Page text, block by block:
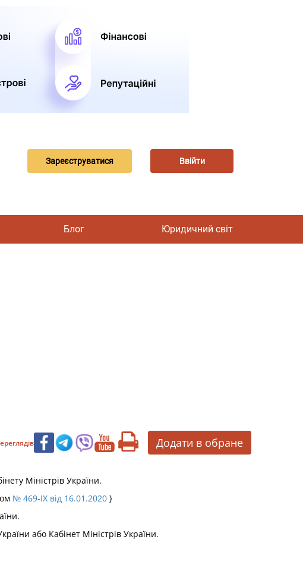
Зареєструватися Ввійти
Блог Юридичний світ
Додати в обране
Міністрів України.
№ 469-IX від 16.01.2020 }
або Кабінет Міністрів України.